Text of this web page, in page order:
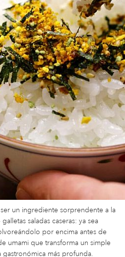
un ingrediente sorprendente a la
saladas caseras: ya sea
por encima antes de
umami que transforma un simple
más profunda.